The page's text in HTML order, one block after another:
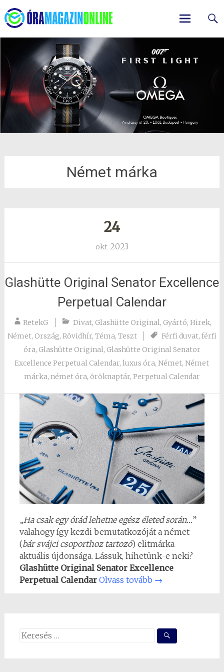
ÓraMagazinOnline
Skip
content
Német márka
24
okt 2023
Glashütte Original Senator Excellence
Perpetual Calendar
RetekG Divat, Glashütte Original, Gyártó,Hirek,
Német, Ország, Rövidhír, Téma, Teszt Férfi duvat, férfi
óra, Glashütte Original, Glashütte Original Senator
Excellence Perpetual Calendar,luxus óra, Német, Német
márka, német óra, öröknaptár, Perpetual Calendar
„Ha csak egy órád lehetne egész életed során…”
valahogy így kezdi bemutatkozóját a német
(bár svájci csoporthoz tartozó) elitmárka
aktuális újdonsága. Lássuk, hihetünk-e neki?
Glashütte Original Senator Excellence
Perpetual Calendar Olvass tovább →
Search